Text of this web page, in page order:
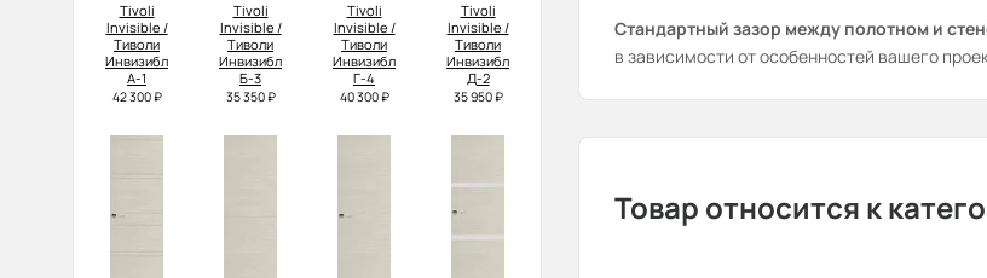
Tivoli
Invisible /
Тиволи
Инвизибл
А-1
42 300 ₽
Tivoli
Invisible /
Тиволи
Инвизибл
Б-3
35 350 ₽
Tivoli
Invisible /
Тиволи
Инвизибл
Г-4
40 300 ₽
Tivoli
Invisible /
Тиволи
Инвизибл
Д-2
35 950 ₽
Стандартный зазор между полотном и
в зависимости от особенностей вашего
Товар относится к